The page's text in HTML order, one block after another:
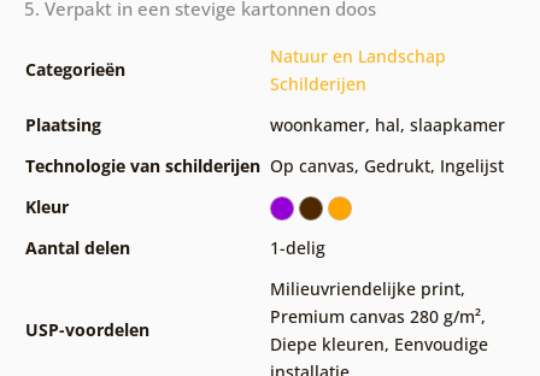
5. Verpakt in een stevige kartonnen doos
Categorieën
Natuur en Landschap
Schilderijen
Plaatsing
woonkamer, hal, slaapkamer
Technologie van schilderijen Op canvas, Gedrukt, Ingelijst
Kleur
Aantal delen
1-delig
USP-voordelen
Milieuvriendelijke print,
Premium canvas 280 g/m²,
Diepe kleuren, Eenvoudige
installatie